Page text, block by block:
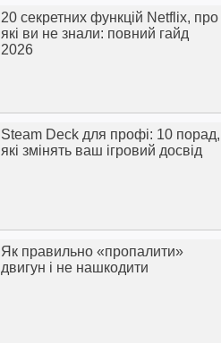
20 секретних функцій Netflix, про
які ви не знали: повний гайд
2026
Steam Deck для профі: 10 порад,
які змінять ваш ігровий досвід
Як правильно «пропалити»
двигун і не нашкодити